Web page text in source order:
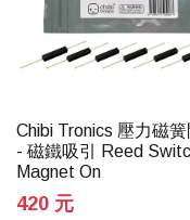
Chibi Tronics 壓力磁簧
- 磁鐵吸引 Reed
Magnet On
420 元